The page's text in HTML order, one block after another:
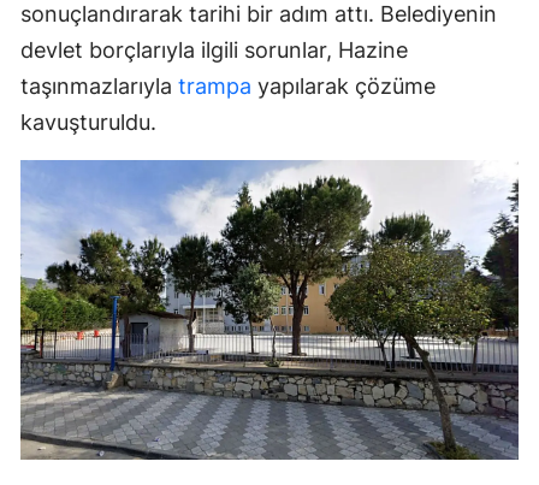
sonuçlandırarak tarihi bir adım attı. Belediyenin
devlet borçlarıyla ilgili sorunlar, Hazine
taşınmazlarıyla trampa yapılarak çözüme
kavuşturuldu.